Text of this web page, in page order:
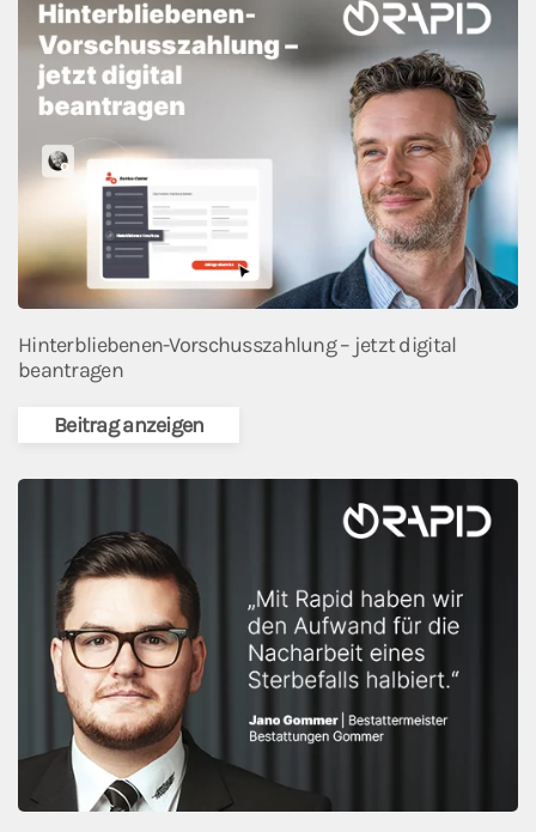
Hinterbliebenen-Vorschusszahlung – jetzt digital
beantragen
Beitrag anzeigen